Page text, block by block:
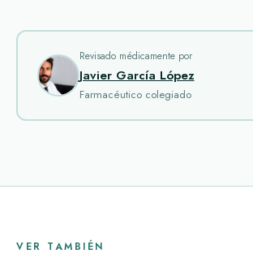
Revisado médicamente por
Javier García López
Farmacéutico colegiado
VER TAMBIÉN